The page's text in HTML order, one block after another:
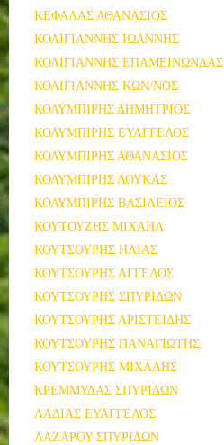
ΚΕΦΑΛΑΣ ΑΘΑΝΑΣΙΟΣ
ΚΟΛΙΓΙΑΝΝΗΣ ΙΩΑΝΝΗΣ
ΚΟΛΙΓΙΑΝΝΗΣ ΕΠΑΜΕΙΝΩΝΔΑΣ
ΚΟΛΙΓΙΑΝΝΗΣ ΚΩΝ/ΝΟΣ
ΚΟΛΥΜΠΙΡΗΣ ΔΗΜΗΤΡΙΟΣ
ΚΟΛΥΜΠΙΡΗΣ ΕΥΑΓΓΕΛΟΣ
ΚΟΛΥΜΠΙΡΗΣ ΑΘΑΝΑΣΙΟΣ
ΚΟΛΥΜΠΙΡΗΣ ΛΟΥΚΑΣ
ΚΟΛΥΜΠΙΡΗΣ ΒΑΣΙΛΕΙΟΣ
ΚΟΥΤΟΥΖΗΣ ΜΙΧΑΗΛ
ΚΟΥΤΣΟΥΡΗΣ ΗΛΙΑΣ
ΚΟΥΤΣΟΥΡΗΣ ΑΓΓΕΛΟΣ
ΚΟΥΤΣΟΥΡΗΣ ΣΠΥΡΙΔΩΝ
ΚΟΥΤΣΟΥΡΗΣ ΑΡΙΣΤΕΙΔΗΣ
ΚΟΥΤΣΟΥΡΗΣ ΠΑΝΑΓΙΩΤΗΣ
ΚΟΥΤΣΟΥΡΗΣ ΜΙΧΑΛΗΣ
ΚΡΕΜΜΥΔΑΣ ΣΠΥΡΙΔΩΝ
ΛΑΔΙΑΣ ΕΥΑΓΓΕΛΟΣ
ΛΑΖΑΡΟΥ ΣΠΥΡΙΔΩΝ